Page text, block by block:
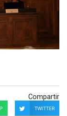
Compartir
TWITTER